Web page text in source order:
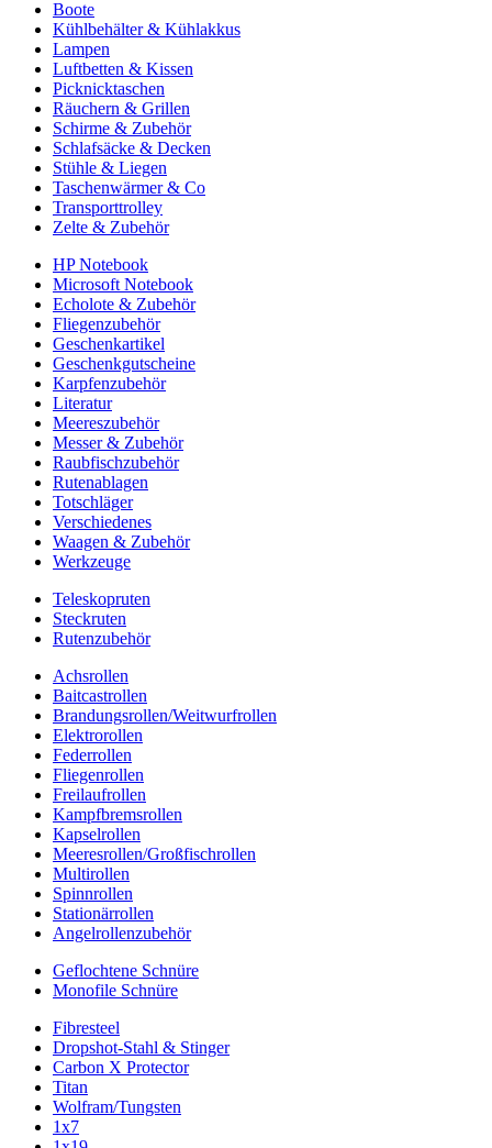
Boote
Kühlbehälter & Kühlakkus
Lampen
Luftbetten & Kissen
Picknicktaschen
Räuchern & Grillen
Schirme & Zubehör
Schlafsäcke & Decken
Stühle & Liegen
Taschenwärmer & Co
Transporttrolley
Zelte & Zubehör
HP Notebook
Microsoft Notebook
Echolote & Zubehör
Fliegenzubehör
Geschenkartikel
Geschenkgutscheine
Karpfenzubehör
Literatur
Meereszubehör
Messer & Zubehör
Raubfischzubehör
Rutenablagen
Totschläger
Verschiedenes
Waagen & Zubehör
Werkzeuge
Teleskopruten
Steckruten
Rutenzubehör
Achsrollen
Baitcastrollen
Brandungsrollen/Weitwurfrollen
Elektrorollen
Federrollen
Fliegenrollen
Freilaufrollen
Kampfbremsrollen
Kapselrollen
Meeresrollen/Großfischrollen
Multirollen
Spinnrollen
Stationärrollen
Angelrollenzubehör
Geflochtene Schnüre
Monofile Schnüre
Fibresteel
Dropshot-Stahl & Stinger
Carbon X Protector
Titan
Wolfram/Tungsten
1x7